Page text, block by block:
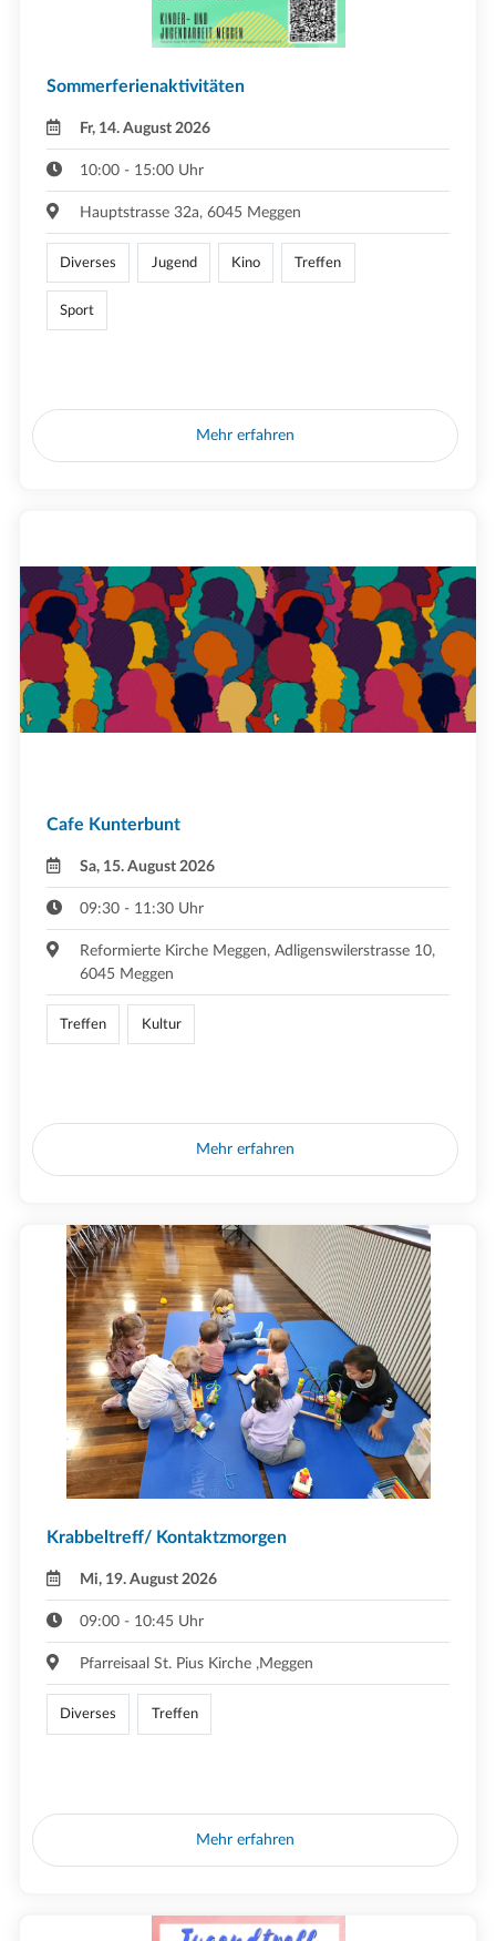
Sommerferienaktivitäten
Fr, 14. August 2026
10:00 - 15:00 Uhr
Hauptstrasse 32a, 6045 Meggen
Diverses Jugend Kino Treffen
Sport
Mehr erfahren
Cafe Kunterbunt
Sa, 15. August 2026
09:30 - 11:30 Uhr
Reformierte Kirche Meggen, Adligenswilerstrasse 10,
6045 Meggen
Treffen Kultur
Mehr erfahren
Krabbeltreff/ Kontaktzmorgen
Mi, 19. August 2026
09:00 - 10:45 Uhr
Pfarreisaal St. Pius Kirche ,Meggen
Diverses Treffen
Mehr erfahren